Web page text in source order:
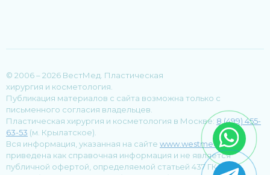
© 2006 – 2026 ВестМед. Пластическая
хирургия и косметология.
Публикация материалов с сайта возможна только с
письменного согласия владельцев.
Пластическая хирургия и косметология в Москве: 8 (499) 455-
63-53 (м. Крылатское).
Вся информация, указанная на сайте www.westmed.ru,
приведена как справочная информация и не является
публичной офертой, определяемой статьей 437 ГК РФ, и